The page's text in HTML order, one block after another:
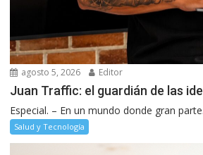
agosto 5, 2026 Editor
Juan Traffic: el guardián de las
Especial. – En un mundo donde gran
Salud y Tecnología